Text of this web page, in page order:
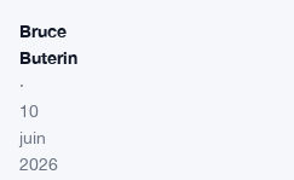
Bruce
Buterin
·
10
juin
2026